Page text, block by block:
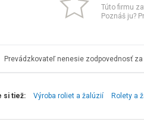
Túto firmu
Poznáš ju?
Prevádzkovateľ nenesie zodpovednosť
si tiež: Výroba roliet a žalúzií Rolety a